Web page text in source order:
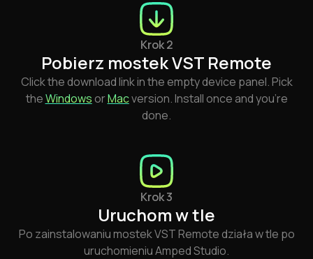
Krok 2
Pobierz mostek VST Remote
Click the download link in the empty device panel. Pick
theWindows orMacversion. Install once and you're
done.
Krok 3
Uruchom w tle
Po zainstalowaniu mostek VST Remote działa w tle po
uruchomieniu Amped Studio.